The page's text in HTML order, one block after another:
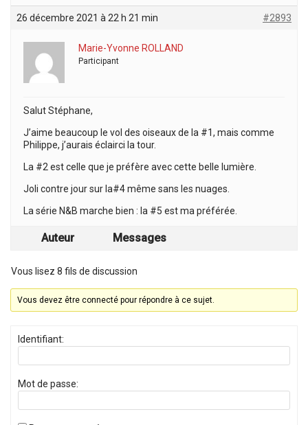
26 décembre 2021 à 22 h 21 min #2893
Marie-Yvonne ROLLAND
Participant
Salut Stéphane,
J’aime beaucoup le vol des oiseaux de la #1, mais comme
Philippe, j’aurais éclairci la tour.
La #2 est celle que je préfère avec cette belle lumière.
Joli contre jour sur la#4 même sans les nuages.
La série N&B marche bien : la #5 est ma préférée.
Auteur Messages
Vous lisez 8 fils de discussion
Vous devez être connecté pour répondre à ce sujet.
Identifiant:
Mot de passe: